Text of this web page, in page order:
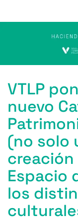
VTLP
nuevo
(no solo
creación
Espacio
los